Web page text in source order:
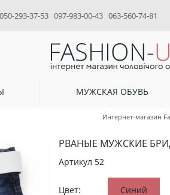
050-293-37-53 097-983-00-43 063-560-74-81
МУЖСКАЯ ОБУВЬ
Интернет-магазин
РВАНЫЕ МУЖСКИЕ
Артикул 52
Цвет: Синий